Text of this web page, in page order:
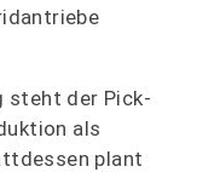
steht der Pick-
als
plant